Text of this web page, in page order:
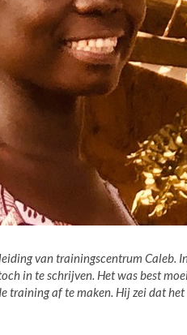
van trainingscentrum Caleb.
in teschrijven. Het was best
training af te maken. Hij zei dat het